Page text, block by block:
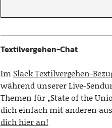
Textilvergehen-Chat
Im Slack Textilvergehen-
während unserer Live-
Themen für „State of the
dich einfach mit anderen
dich hier an!